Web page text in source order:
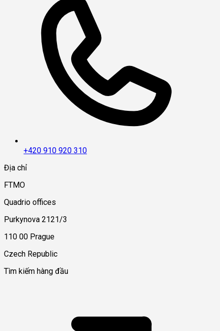
+420 910 920 310
Địa chỉ
FTMO
Quadrio offices
Purkynova 2121/3
110 00 Prague
Czech Republic
Tìm kiếm hàng đầu